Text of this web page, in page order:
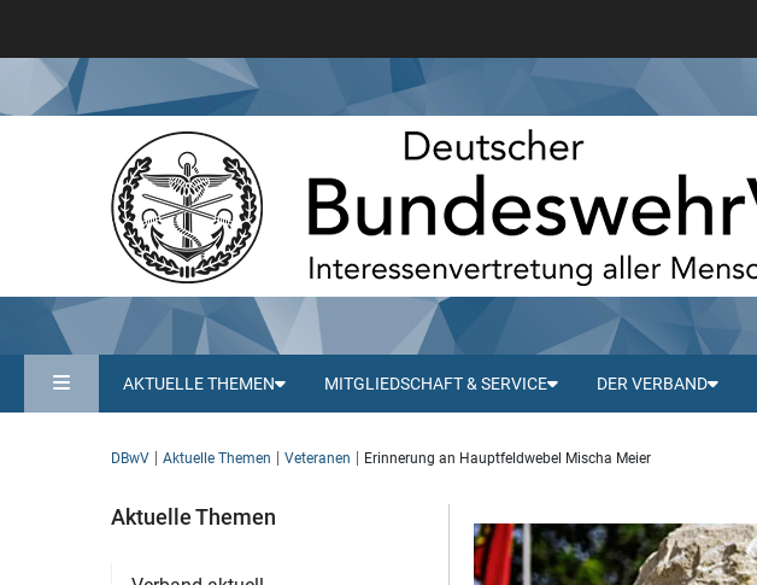
AKTUELLE THEMEN MITGLIEDSCHAFT & SERVICE DER VERBAND
DBwV Aktuelle Themen Veteranen Erinnerung an Hauptfeldwebel Mischa Meier
Aktuelle Themen